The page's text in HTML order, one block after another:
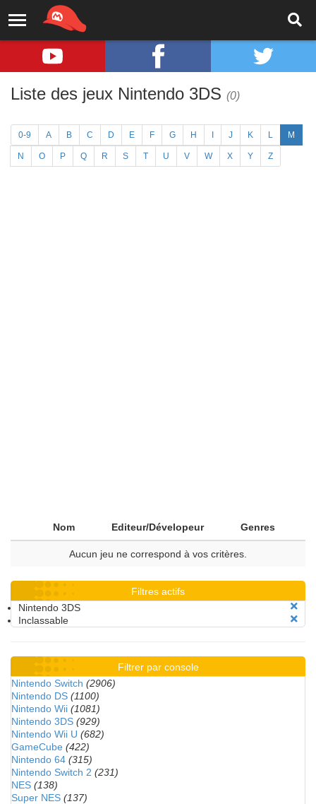
Liste des jeux Nintendo 3DS (0)
0-9 A B C D E F G H J K L M
N O P Q R S T U V W X Y Z
Nom Editeur/Dévelopeur Genres
Aucun jeu ne correspond à vos critères.
Filtres actifs
Nintendo 3DS
Inclassable
Filtrer par console
Nintendo Switch (2906)
Nintendo DS (1100)
Nintendo Wii (1081)
Nintendo 3DS (929)
Nintendo Wii U (682)
GameCube (422)
Nintendo 64 (315)
Nintendo Switch 2 (231)
NES (138)
Super NES (137)